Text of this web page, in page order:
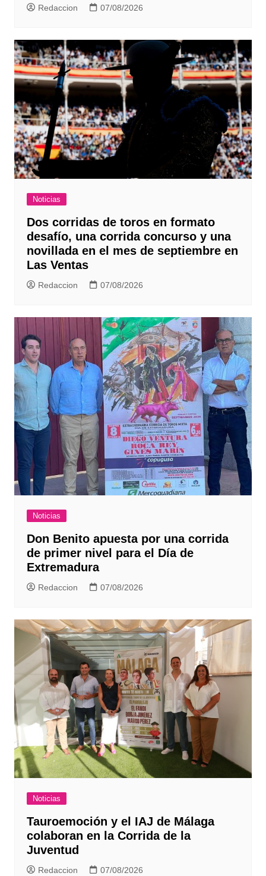
Redaccion 07/08/2026
Noticias
Dos corridas de toros en formato
desafío, una corrida concurso y una
novillada en el mes de septiembre en
Las Ventas
Redaccion 07/08/2026
Noticias
Don Benito apuesta por una corrida
de primer nivel para el Día de
Extremadura
Redaccion 07/08/2026
Noticias
Tauroemoción y el IAJ de Málaga
colaboran en la Corrida de la
Juventud
Redaccion 07/08/2026